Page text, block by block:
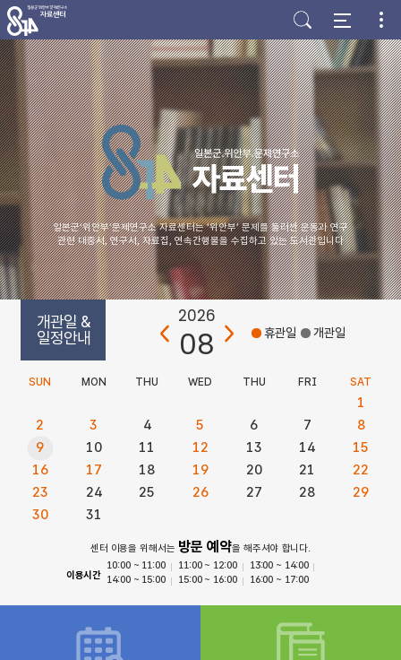
주
메
뉴
바
로
가
기
본
문
바
로
가
기
하
단
바
로
가
기
일본군‘위안부’문제연구소 자료센터는 ‘위안부’ 문제를 둘러싼 운동과 연구
관련 대중서, 연구서, 자료집, 연속간행물을 수집하고 있는 도서관입니다
개관일 &
일정안내
2026
08 휴관일 개관일
SUN MON THU WED THU FRI SAT
1
2
3 4 5 6 7
8
9
10 11 12 13 14
15
16
17 18 19 20 21
22
23
24 25 26 27 28
29
30
31
센터 이용을 위해서는 방문 예약을 해주셔야 합니다.
이용시간
10:00 ~ 11:00 11:00 ~ 12:00
13:00 ~ 14:00
14:00 ~ 15:00
15:00 ~ 16:00 16:00 ~ 17:00